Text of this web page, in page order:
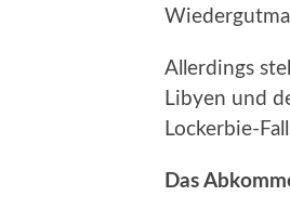
Allerdings
Libyen und
Lockerbie-
Das